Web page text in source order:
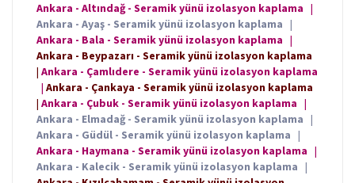
Ankara - Altındağ - Seramik yünü izolasyon kaplama |
Ankara - Ayaş - Seramik yünü izolasyon kaplama |
Ankara - Bala - Seramik yünü izolasyon kaplama |
Ankara - Beypazarı - Seramik yünü izolasyon kaplama
| Ankara - Çamlıdere - Seramik yünü izolasyon kaplama
| Ankara - Çankaya - Seramik yünü izolasyon kaplama
| Ankara - Çubuk - Seramik yünü izolasyon kaplama |
Ankara - Elmadağ - Seramik yünü izolasyon kaplama |
Ankara - Güdül - Seramik yünü izolasyon kaplama |
Ankara - Haymana - Seramik yünü izolasyon kaplama |
Ankara - Kalecik - Seramik yünü izolasyon kaplama |